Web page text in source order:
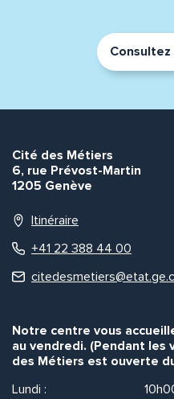
Cité des Métiers
6, rue Prévost-Martin
1205 Genève
Itinéraire
+41 22 388 44 00
Notre centre vous
au vendredi. (Pendant les
des Métiers est ouverte
Lundi :